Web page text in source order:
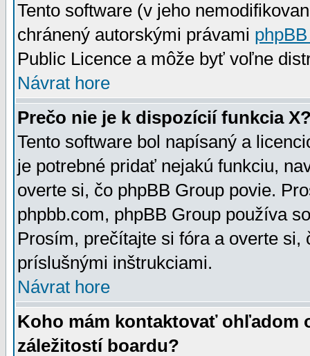
Tento software (v jeho
chránený autorskými právami
Public Licence a môže byť voľne
Návrat hore
Prečo nie je k dispozícií funkcia
Tento software bol napísaný a
je potrebné pridať nejakú funkciu,
overte si, čo phpBB Group povie.
phpbb.com, phpBB Group používa
Prosím, prečítajte si fóra a overte
príslušnými inštrukciami.
Návrat hore
Koho mám kontaktovať ohľadom
záležitostí boardu?